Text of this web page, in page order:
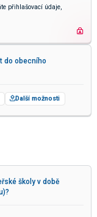
přihlašovací údaje,
do obecního
Další možnosti
školy v době